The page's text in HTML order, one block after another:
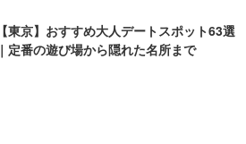
【東京】おすすめ大人デートスポット63選
｜定番の遊び場から隠れた名所まで